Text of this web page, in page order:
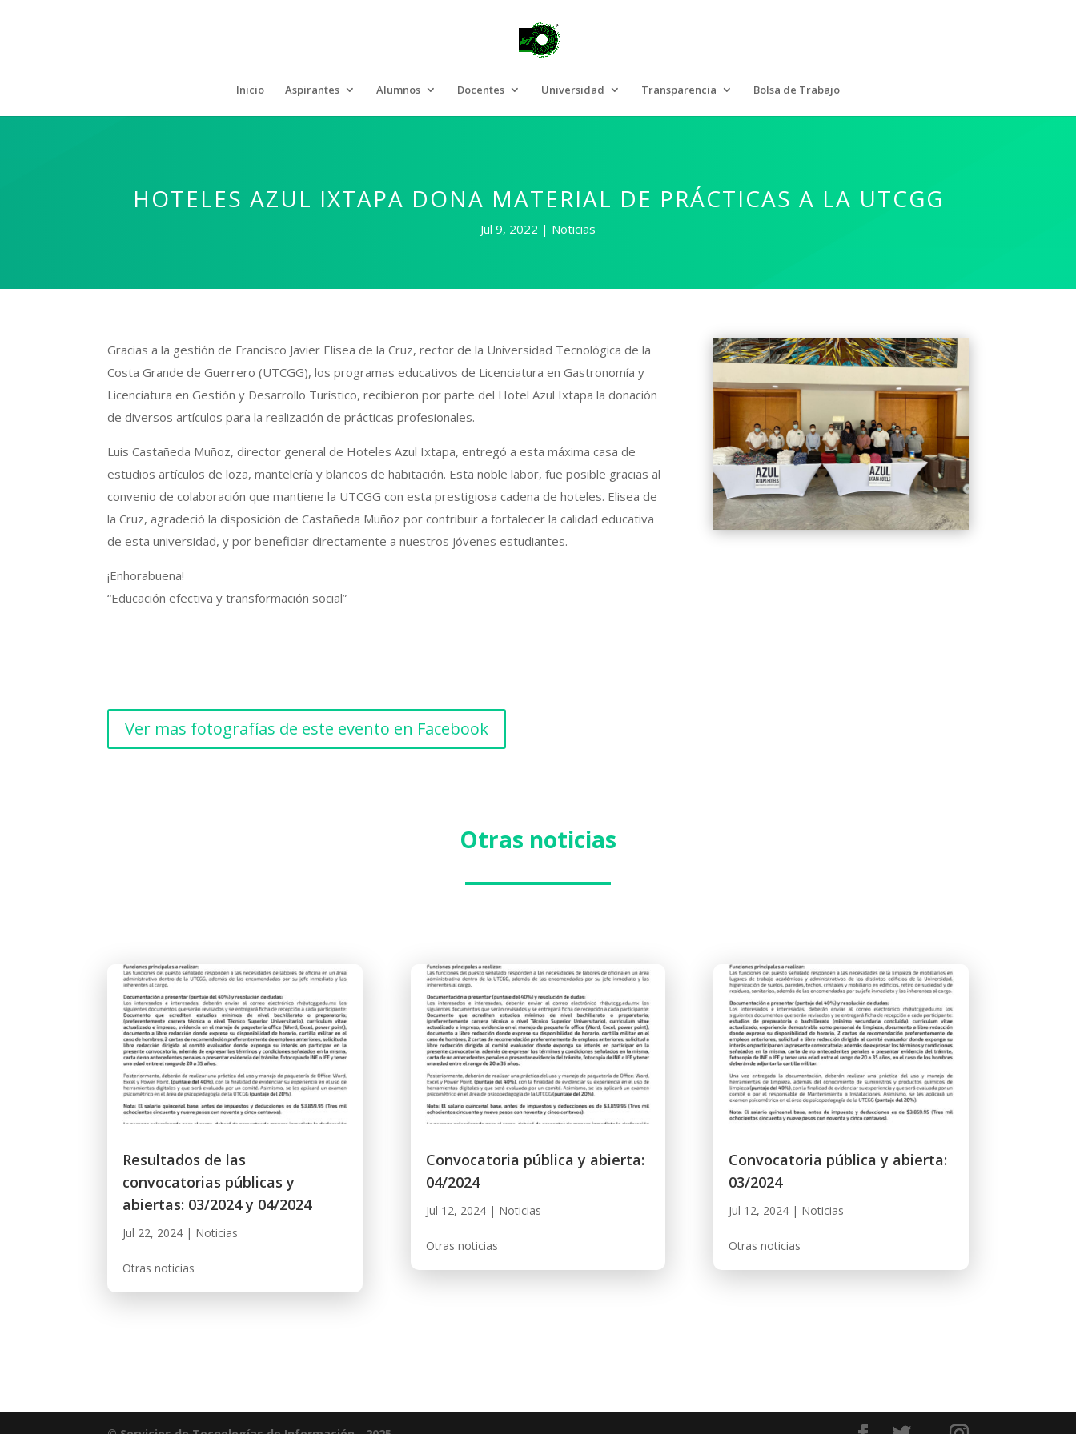
Inicio Aspirantes Alumnos Docentes Universidad Transparencia Bolsa de Trabajo
HOTELES AZUL IXTAPA DONA MATERIAL DE PRÁCTICAS A LA UTCGG
Jul 9, 2022 Noticias
Gracias a la gestión de Francisco Javier Elisea de la Cruz, rector de la Universidad Tecnológica de la
Costa Grande de Guerrero (UTCGG), los programas educativos de Licenciatura en Gastronomía y
Licenciatura en Gestión y Desarrollo Turístico, recibieron por parte del Hotel Azul Ixtapa la donación
de diversos artículos para la realización de prácticas profesionales.
Luis Castañeda Muñoz, director general de Hoteles Azul Ixtapa, entregó a esta máxima casa de
estudios artículos de loza, mantelería y blancos de habitación. Esta noble labor, fue posible gracias al
convenio de colaboración que mantiene la UTCGG con esta prestigiosa cadena de hoteles. Elisea de
la Cruz, agradeció la disposición de Castañeda Muñoz por contribuir a fortalecer la calidad educativa
de esta universidad, y por beneficiar directamente a nuestros jóvenes estudiantes.
¡Enhorabuena!
“Educación efectiva y transformación social”
Ver mas fotografías de este evento en Facebook
Otras noticias
Resultados de las
convocatorias públicas y
abiertas: 03/2024 y 04/2024
Jul 22, 2024 | Noticias
Otras noticias
Convocatoria pública y abierta:
04/2024
Jul 12, 2024| Noticias
Otras noticias
Convocatoria pública y abierta:
03/2024
Jul 12, 2024| Noticias
Otras noticias